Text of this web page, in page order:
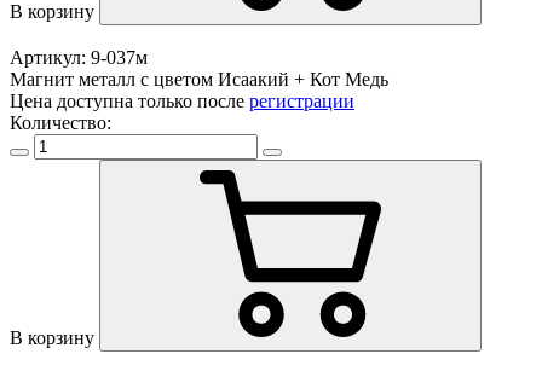
В корзину
Артикул: 9-037м
Магнит металл с цветом Исаакий + Кот Медь
Цена доступна только после регистрации
Количество:
В корзину